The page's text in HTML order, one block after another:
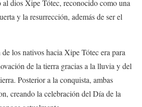
dios Xipe Tótec, reconocido como una
y la resurrección, además de ser el
los nativos hacia Xipe Tótec era para
de la tierra gracias a la lluvia y del
Posterior a la conquista, ambas
creando la celebración del Día de la